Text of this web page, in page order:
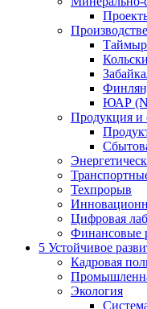
ЮАР
Продукция и
Техпрорыв
Цифровая
Финансовые
5 Устойчивое
Кадровая
Экология